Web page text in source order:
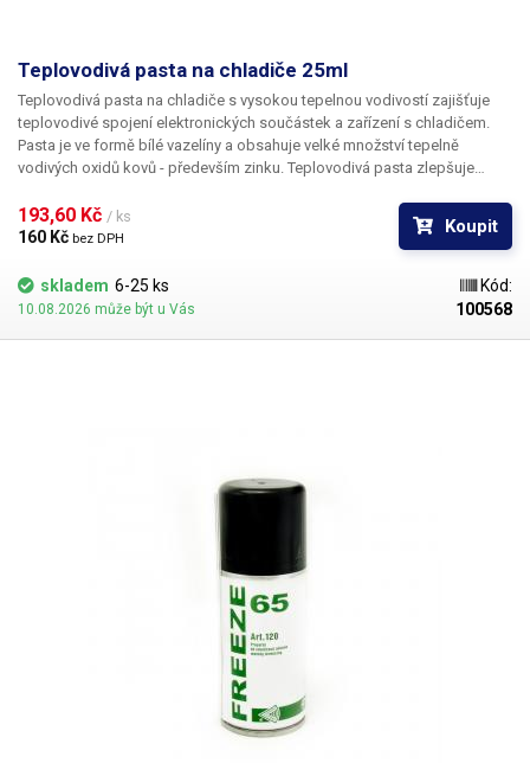
Teplovodivá pasta na chladiče 25ml
Teplovodivá pasta na chladiče s vysokou tepelnou vodivostí zajišťuje
teplovodivé spojení elektronických součástek a zařízení s chladičem.
Pasta je ve formě bílé vazelíny a obsahuje velké množství tepelně
vodivých oxidů kovů - především zinku. Teplovodivá pasta zlepšuje
vyplnění povrchových nerovností styčných ploch chladiče a zdroje
tepla. Pasta je určena převážně pro přenos tepla z polovodičových
chladič. Tepelná vodivost: 0,4W/mK Objem: 25ml Obsahuje oxid
zinečnatý
193,60 Kč / ks
160 Kč bez DPH
Koupit
skladem 6-25 ks
10.08.2026 může být u Vás
Kód:
100568